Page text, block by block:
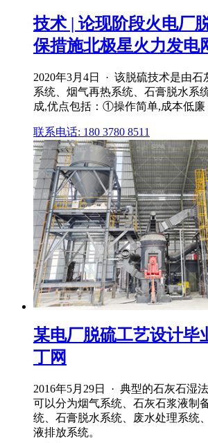
技术 | 论现阶段火电厂
保措施北极星火力发电
2020年3月4日 · 该脱硫技术是由石
系统、烟气再热系统、石膏脱水系
成,优点包括：①操作简单,成本低
联系电话: 180 3780 8511
某电厂脱硫工艺设计毕
丁网
2016年5月29日 · 典型的石灰石湿
可以分为烟气系统、石灰石浆液制
统、石膏脱水系统、废水处理系统
液排放系统。